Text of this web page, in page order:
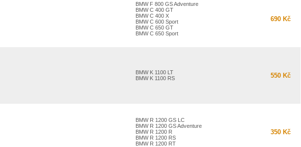
BMW F 800 GS Adventure
BMW C 400 GT
BMW C 400 X
BMW C 600 Sport
BMW C 650 GT
BMW C 650 Sport
690 Kč
BMW K 1100 LT
BMW K 1100 RS
550 Kč
BMW R 1200 GS LC
BMW R 1200 GS Adventure
BMW R 1200 R
BMW R 1200 RS
BMW R 1200 RT
350 Kč